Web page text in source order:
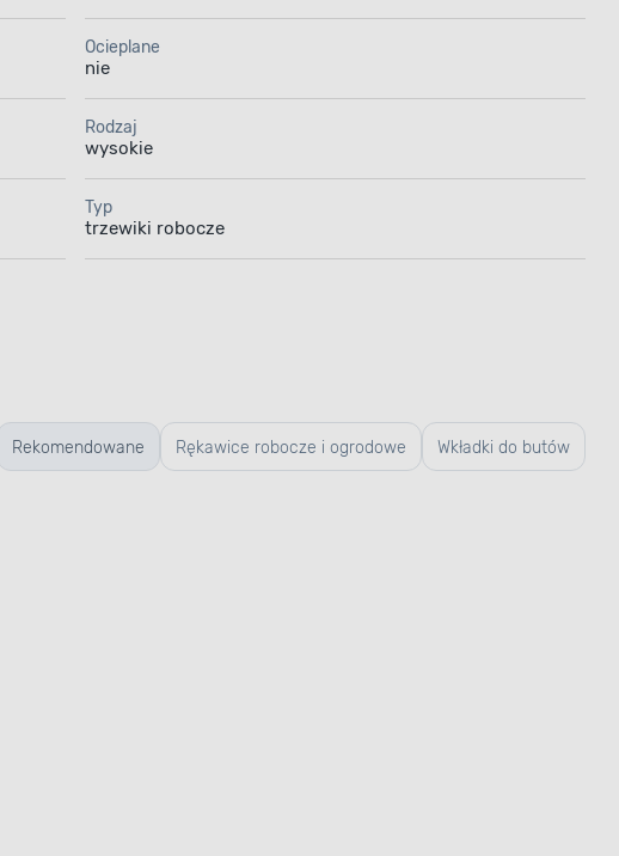
Ocieplane
nie
Rodzaj
wysokie
Typ
trzewiki robocze
Rekomendowane Rękawice robocze i ogrodowe Wkładki do butów